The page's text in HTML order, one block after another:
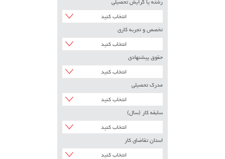
رشته یا گرایش تحصیلی
انتخاب کنید
تخصص و تجربه کاری
انتخاب کنید
حقوق پیشنهادی
انتخاب کنید
مدرک تحصیلی
انتخاب کنید
سابقه کار (سال)
انتخاب کنید
استان تقاضای کار
انتخاب کنید